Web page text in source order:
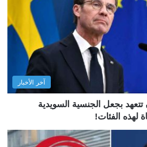
آخر الأخبار
بجعل الجنسية السويدية
لهذه الفئات!